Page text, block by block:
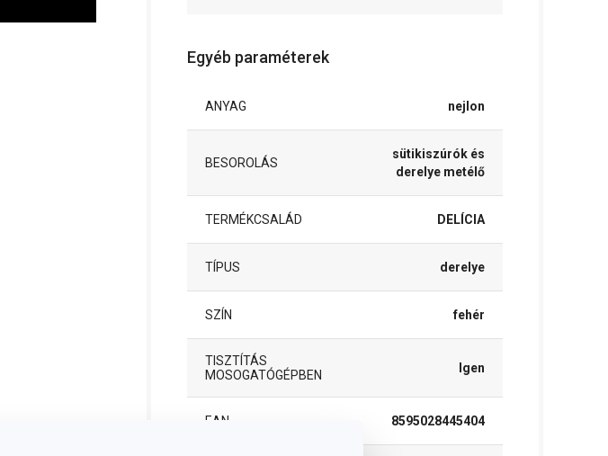
Egyéb paraméterek
ANYAG nejlon
BESOROLÁS
sütikiszúrók és
derelye metélő
TERMÉKCSALÁD DELÍCIA
TÍPUS derelye
SZÍN fehér
TISZTÍTÁS
MOSOGATÓGÉPBEN
Igen
EAN 8595028445404